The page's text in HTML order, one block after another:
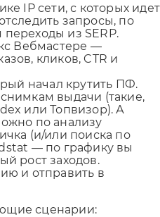
IP сети, с которых идет
запросы, по
из SERP.
Вебмастере —
кликов, CTR и
начал крутить ПФ.
выдачи (такие,
или Топвизор). А
по анализу
(и/или поиска по
— по графику вы
рост заходов.
и отправить в
сценарии: